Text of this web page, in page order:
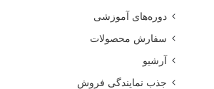
دوره‌های آموزشی
سفارش محصولات
آرشیو
جذب نمایندگی فروش